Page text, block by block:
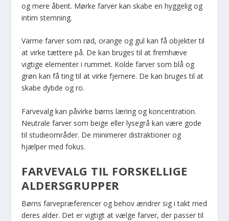
og mere åbent. Mørke farver kan skabe en hyggelig og
intim stemning.
Varme farver som rød, orange og gul kan få objekter til
at virke tættere på. De kan bruges til at fremhæve
vigtige elementer i rummet. Kolde farver som blå og
grøn kan få ting til at virke fjernere. De kan bruges til at
skabe dybde og ro.
Farvevalg kan påvirke børns læring og koncentration.
Neutrale farver som beige eller lysegrå kan være gode
til studieområder. De minimerer distraktioner og
hjælper med fokus.
FARVEVALG TIL FORSKELLIGE
ALDERSGRUPPER
Børns farvepræferencer og behov ændrer sig i takt med
deres alder. Det er vigtigt at vælge farver, der passer til